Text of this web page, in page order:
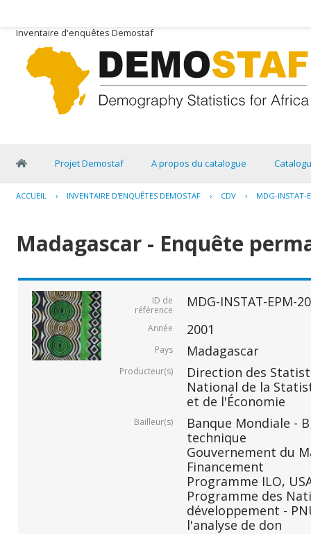
Inventaire d'enquêtes Demostaf
Projet Demostaf A propos du catalogue
ACCUEIL › INVENTAIRE D'ENQUÊTES DEMOSTAF › CDV › MDG-INSTAT-
Madagascar - Enquête
ID de
référence
MDG-INSTAT-EPM-
Année 2001
Pays Madagascar
Producteur(s)
Direction des
National de la
et de l'Économie
Bailleur(s)
Banque Mondiale -
technique
Gouvernement du
Financement
Programme ILO,
Programme des
développement -
l'analyse de don